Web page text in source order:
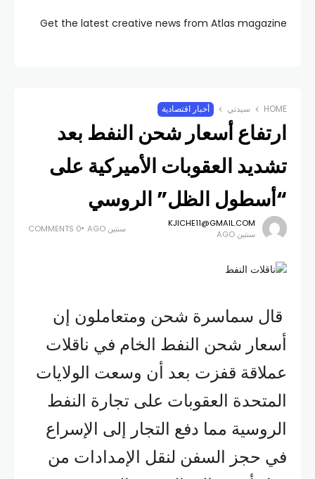
Get the latest creative news from Atlas magazine
HOME سيدتي أخبار اقتصادية
ارتفاع أسعار شحن النفط بعد
تشديد العقوبات الأميركية على
“أسطول الظل” الروسي
KJICHE11@GMAIL.COM
سنتين AGO
سنتين AGO 0 COMMENTS
قال سماسرة شحن ومتعاملون إن
أسعار شحن النفط الخام في ناقلات
عملاقة قفزت بعد أن وسعت الولايات
المتحدة العقوبات على تجارة النفط
الروسية مما دفع التجار إلى الإسراع
في حجز السفن لنقل الإمدادات من